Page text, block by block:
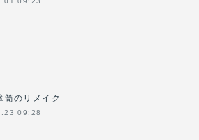
笥のリメイク
09:28